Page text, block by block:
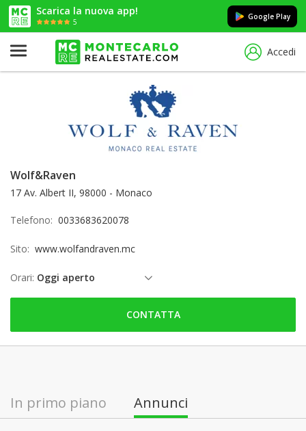
Scarica la nuova app!
5
Google Play
Accedi
Wolf&Raven
17 Av. Albert II, 98000 - Monaco
Telefono: 0033683620078
Sito: www.wolfandraven.mc
Orari: Oggi aperto
sabato: aperto
giovedì: aperto
venerdì: aperto
CONTATTA
In primo piano Annunci